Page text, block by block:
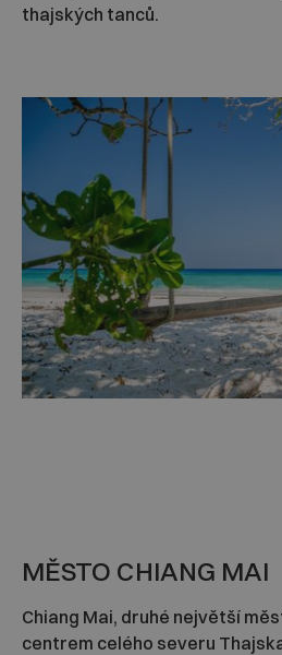
thajských tanců.
MĚSTO CHIANG MAI
Chiang Mai, druhé největší
centrem celého severu